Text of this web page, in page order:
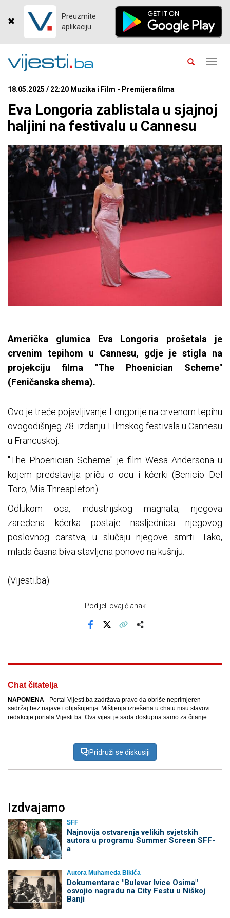
Preuzmite
aplikaciju
18.05.2025 / 22:20 Muzika i Film - Premijera filma
Eva Longoria zablistala u sjajnoj
haljini na festivalu u Cannesu
Američka glumica Eva Longoria prošetala je
crvenim tepihom u Cannesu, gdje je stigla na
projekciju filma "The Phoenician Scheme"
(Feničanska shema).
Ovo je treće pojavljivanje Longorije na crvenom tepihu
ovogodišnjeg 78. izdanju Filmskog festivala u Cannesu
u Francuskoj.
"The Phoenician Scheme" je film Wesa Andersona u
kojem predstavlja priču o ocu i kćerki (Benicio Del
Toro, Mia Threapleton).
Odlukom oca, industrijskog magnata, njegova
zaređena kćerka postaje nasljednica njegovog
poslovnog carstva, u slučaju njegove smrti. Tako,
mlada časna biva stavljena ponovo na kušnju.
(Vijesti.ba)
Podijeli ovaj članak
Chat čitatelja
NAPOMENA - Portal Vijesti.ba zadržava pravo da obriše neprimjeren
sadržaj bez najave i objašnjenja. Mišljenja iznešena u chatu nisu stavovi
redakcije portala Vijesti.ba. Ova vijest je sada dostupna samo za čitanje.
Pridruži se diskusiji
Izdvajamo
SFF
Najnovija ostvarenja velikih svjetskih
autora u programu Summer Screen SFF-
a
Autora Muhameda Bikića
Dokumentarac "Bulevar Ivice Osima"
osvojio nagradu na City Festu u Niškoj
Banji